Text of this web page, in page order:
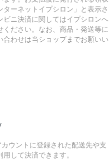
ターネットイプシロン」と表示さ
ビニ決済に関してはイプシロンへ
ください。なお、商品・発送等に
合わせは当ショップまでお願いい
ウントに登録された配送先や支
して決済できます。